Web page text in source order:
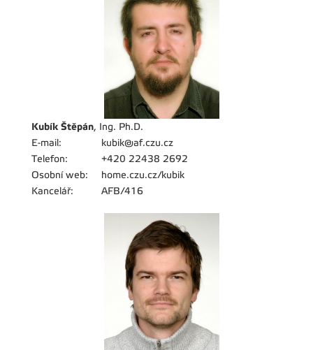
Kubík Štěpán, Ing. Ph.D.
E-mail:
kubik@af.czu.cz
Telefon:
+420 22438 2692
Osobní web:
home.czu.cz/kubik
Kancelář:
AFB/416